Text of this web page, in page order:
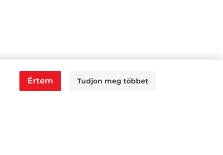
Értem Tudjon meg többet